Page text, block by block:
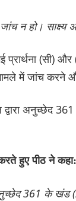
न हो।
प्रार्थना (सी)
में जांच करने
द्वारा अनुच्छेद
हुए पीठ ने कहा:
361 के खंड